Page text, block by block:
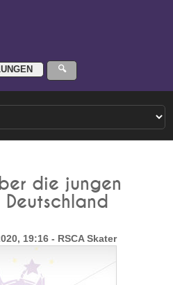
die jungen
19:16 - RSCA Skater